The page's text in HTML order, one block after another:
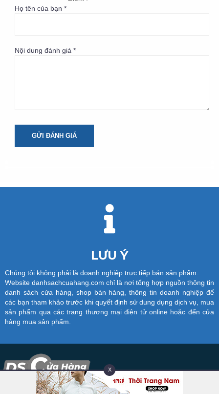
Họ tên của bạn *
Nội dung đánh giá *
GỬI ĐÁNH GIÁ
LƯU Ý
Chúng tôi không phải là doanh nghiệp trực tiếp bán sản phẩm.
Website danhsachcuahang.com chỉ là nơi tổng hợp nguồn thông tin
danh sách cửa hàng, shop bán hàng, thông tin doanh nghiệp để
các bạn tham khảo trước khi quyết định sử dung dụng dịch vụ, mua
sản phẩm qua các trang thương mại điện tử online hoặc đến cửa
hàng mua sản phẩm.
X